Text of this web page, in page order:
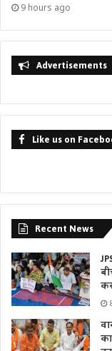
9 hours ago
Advertisements
Like us on
Recent News